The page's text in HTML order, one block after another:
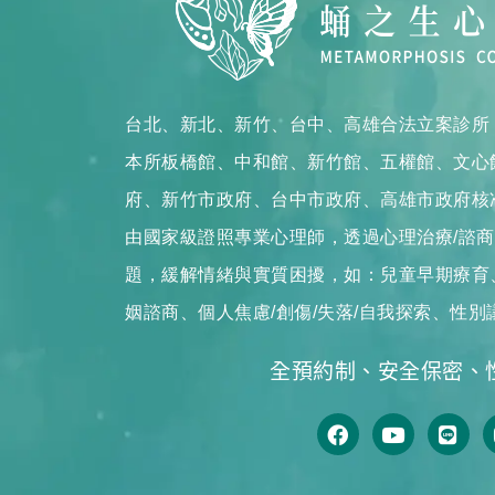
台北、新北、新竹、台中、高雄合法立案診所
本所板橋館、中和館、新竹館、五權館、文
府、新竹市政府、台中市政府、高雄市政府
由國家級證照專業心理師，透過心理治療/諮
題，緩解情緒與實質困擾，如：兒童早期療
姻諮商、個人焦慮/創傷/失落/自我探索、性別
全預約制、安全保密、